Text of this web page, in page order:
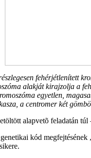
fehérjétlenített
alakját kirajzolja a
egyetlen,
a centromer két
alapvetõ feladatán
kód